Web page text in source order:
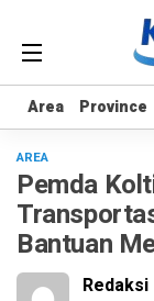
Area Province
Area Province
AREA
Pemda
Bantuan
Redaksi